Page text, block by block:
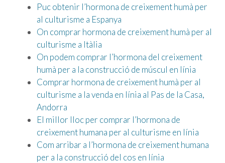
Puc obtenir l’hormona de creixement humà per
al culturisme a Espanya
On comprar hormona de creixement humà per al
culturisme a Itàlia
On podem comprar l’hormona del creixement
humà per a la construcció de múscul en línia
Comprar hormona de creixement humà per al
culturisme a la venda en línia al Pas de la Casa,
Andorra
El millor lloc per comprar l’hormona de
creixement humana per al culturisme en línia
Com arribar a l’hormona de creixement humana
per a la construcció del cos en línia